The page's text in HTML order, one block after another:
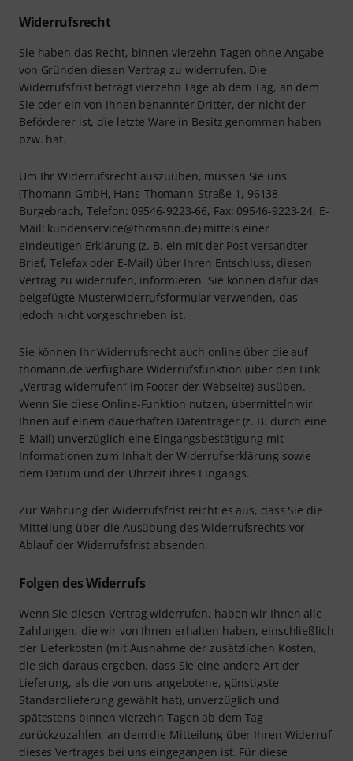
Widerrufsrecht
Sie haben das Recht, binnen vierzehn Tagen ohne Angabe
von Gründen diesen Vertrag zu widerrufen. Die
Widerrufsfrist beträgt vierzehn Tage ab dem Tag, an dem
Sie oder ein von Ihnen benannter Dritter, der nicht der
Beförderer ist, die letzte Ware in Besitz genommen haben
bzw. hat.
Um Ihr Widerrufsrecht auszuüben, müssen Sie uns
(Thomann GmbH, Hans-Thomann-Straße 1, 96138
Burgebrach, Telefon: 09546-9223-66, Fax: 09546-9223-24, E-
Mail: kundenservice@thomann.de) mittels einer
eindeutigen Erklärung (z. B. ein mit der Post versandter
Brief, Telefax oder E-Mail) über Ihren Entschluss, diesen
Vertrag zu widerrufen, informieren. Sie können dafür das
beigefügte Musterwiderrufsformular verwenden, das
jedoch nicht vorgeschrieben ist.
Sie können Ihr Widerrufsrecht auch online über die auf
thomann.de verfügbare Widerrufsfunktion (über den Link
„Vertrag widerrufen“im Footer der Webseite) ausüben.
Wenn Sie diese Online-Funktion nutzen, übermitteln wir
Ihnen auf einem dauerhaften Datenträger (z. B. durch eine
E-Mail) unverzüglich eine Eingangsbestätigung mit
Informationen zum Inhalt der Widerrufserklärung sowie
dem Datum und der Uhrzeit ihres Eingangs.
Zur Wahrung der Widerrufsfrist reicht es aus, dass Sie die
Mitteilung über die Ausübung des Widerrufsrechts vor
Ablauf der Widerrufsfrist absenden.
Folgen des Widerrufs
Wenn Sie diesen Vertrag widerrufen, haben wir Ihnen alle
Zahlungen, die wir von Ihnen erhalten haben, einschließlich
der Lieferkosten (mit Ausnahme der zusätzlichen Kosten,
die sich daraus ergeben, dass Sie eine andere Art der
Lieferung, als die von uns angebotene, günstigste
Standardlieferung gewählt hat), unverzüglich und
spätestens binnen vierzehn Tagen ab dem Tag
zurückzuzahlen, an dem die Mitteilung über Ihren Widerruf
dieses Vertrages bei uns eingegangen ist. Für diese